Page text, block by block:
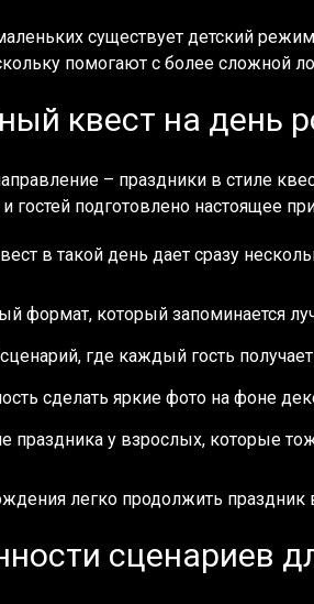
существует детский
помогают с более сложной
квест на день
– праздники в стиле
гостей подготовлено настоящее
в такой день дает сразу
формат, который запоминается
где каждый гость
сделать яркие фото на фоне
праздника у взрослых, которые
легко продолжить
сценариев